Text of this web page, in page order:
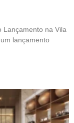
Lançamento na Vila
lançamento